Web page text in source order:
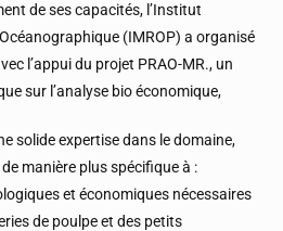
de ses capacités, l’Institut
(IMROP) a organisé
l’appui du projet PRAO-MR., un
sur l’analyse bio économique,
solide expertise dans le domaine,
manière plus spécifique à :
et économiques nécessaires
de poulpe et des petits